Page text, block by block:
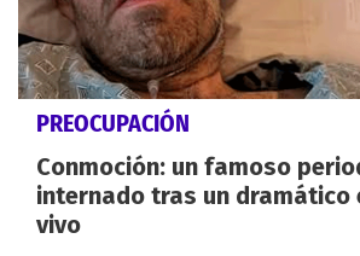
PREOCUPACIÓN
Conmoción: un famoso
internado tras un dramático
vivo